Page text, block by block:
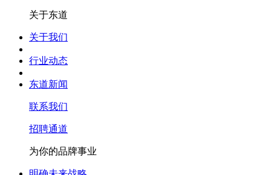
关于东道
关于我们
行业动态
东道新闻
联系我们
招聘通道
为你的品牌事业